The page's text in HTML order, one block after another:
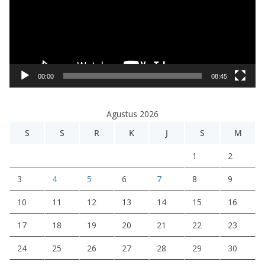
d
00:00 08:45
Agustus 2026
S
S R K J S M
1 2
3 4 5 6 7 8 9
10 11 12 13 14 15 16
17 18 19 20 21 22 23
24 25 26 27 28 29 30